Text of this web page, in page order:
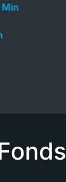
Min